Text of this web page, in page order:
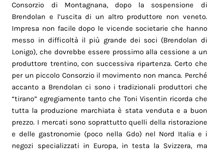
Consorzio di Montagnana, dopo la sospensione di
Brendolan e l’uscita di un altro produttore non veneto.
Impresa non facile dopo le vicende societarie che hanno
messo in difficoltà il più grande dei soci (Brendolan di
Lonigo), che dovrebbe essere prossimo alla cessione a un
produttore trentino, con successiva ripartenza. Certo che
per un piccolo Consorzio il movimento non manca. Perché
accanto a Brendolan ci sono i tradizionali produttori che
“tirano” egregiamente tanto che Toni Visentin ricorda che
tutta la produzione marchiata è stata venduta e a buon
prezzo. I mercati sono soprattutto quelli della ristorazione
e delle gastronomie (poco nella Gdo) nel Nord Italia e i
negozi specializzati in Europa, in testa la Svizzera, ma